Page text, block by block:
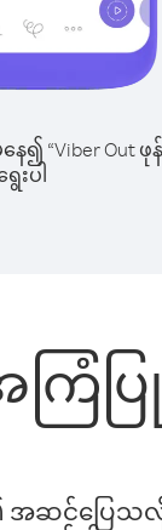
၍ “Viber Out ဖုန်
းပါ
ကြံပြု
၏ အဆင်ပြေသ